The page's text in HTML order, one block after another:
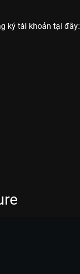
ký tài khoản tại đây: